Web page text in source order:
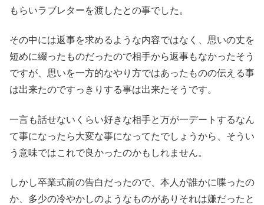
もらいラブレターを渡したとの事でした。
その中には返事を求めるような内容ではなく、思いの丈を
短めに綴ったものだったので相手から返事もなかったそう
ですが、思いを一方的なやり方ではあったものの伝える事
は出来たのですっきりする事は出来たそうです。
一言も話せないくらい好きな相手と万が一デートするなん
て事になったら大変な事になってたでしょうから、そうい
う意味ではこれで良かったのかもしれません。
しかし卒業式前の告白だったので、本人が誰かに喋ったの
か、多少の冷やかしのようなものがありそれは嫌だったと